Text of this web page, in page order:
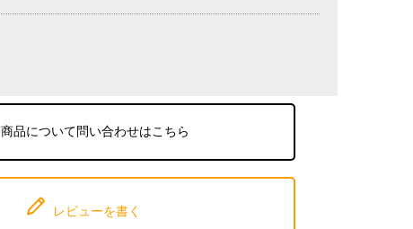
商品について問い合わせはこちら
レビューを書く